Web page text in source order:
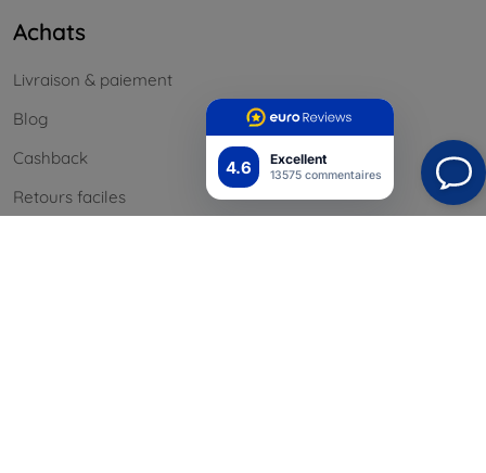
4.6 Excellent
13575 commentaires
Achats
Livraison & paiement
Blog
Cashback
Retours faciles